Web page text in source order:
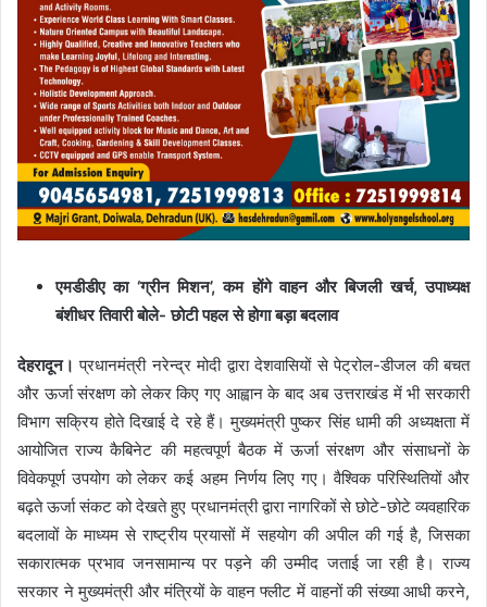
एमडीडीए का ‘ग्रीन मिशन’, कम होंगे वाहन और बिजली खर्च, उपाध्यक्ष
बंशीधर तिवारी बोले- छोटी पहल से होगा बड़ा बदलाव
देहरादून। प्रधानमंत्री नरेन्द्र मोदी द्वारा देशवासियों से पेट्रोल-डीजल की बचत
और ऊर्जा संरक्षण को लेकर किए गए आह्वान के बाद अब उत्तराखंड में भी सरकारी
विभाग सक्रिय होते दिखाई दे रहे हैं। मुख्यमंत्री पुष्कर सिंह धामी की अध्यक्षता में
आयोजित राज्य कैबिनेट की महत्वपूर्ण बैठक में ऊर्जा संरक्षण और संसाधनों के
विवेकपूर्ण उपयोग को लेकर कई अहम निर्णय लिए गए। वैश्विक परिस्थितियों और
बढ़ते ऊर्जा संकट को देखते हुए प्रधानमंत्री द्वारा नागरिकों से छोटे-छोटे व्यवहारिक
बदलावों के माध्यम से राष्ट्रीय प्रयासों में सहयोग की अपील की गई है, जिसका
सकारात्मक प्रभाव जनसामान्य पर पड़ने की उम्मीद जताई जा रही है। राज्य
सरकार ने मुख्यमंत्री और मंत्रियों के वाहन फ्लीट में वाहनों की संख्या आधी करने,